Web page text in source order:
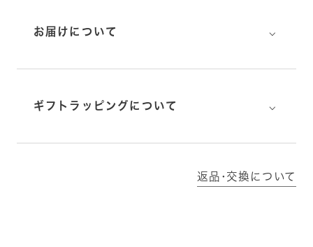
お届けについて ⌵
ギフトラッピングについて ⌵
返品･交換について